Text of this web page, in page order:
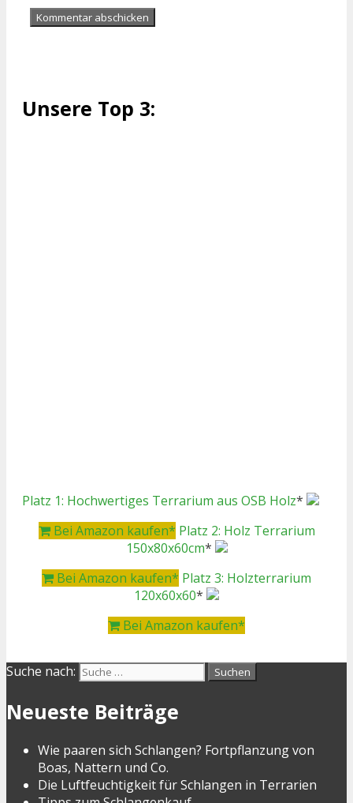
Unsere Top 3:
Platz 1: Hochwertiges Terrarium aus OSB Holz*
Bei Amazon kaufen* Platz 2: Holz Terrarium
150x80x60cm*
Bei Amazon kaufen* Platz 3: Holzterrarium
120x60x60*
Bei Amazon kaufen*
Suche nach:
Neueste Beiträge
Wie paaren sich Schlangen? Fortpflanzung von
Boas, Nattern und Co.
Die Luftfeuchtigkeit für Schlangen in Terrarien